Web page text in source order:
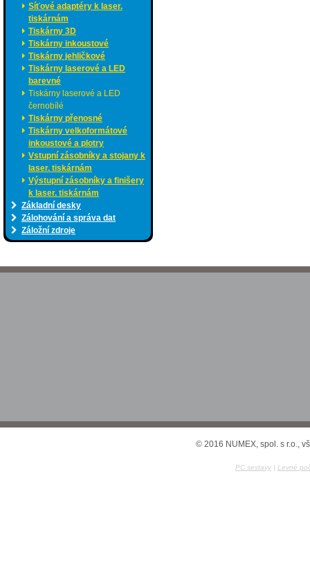
Síťové adaptéry k laser.
tiskárnám
Tiskárny 3D
Tiskárny inkoustové
Tiskárny jehličkové
Tiskárny laserové a LED
barevné
Tiskárny laserové a LED
černobílé
Tiskárny přenosné
Tiskárny velkoformátové
inkoustové a plotry
Vstupní zásobníky a stojany k
laser. tiskárnám
Výstupní zásobníky a finišery
k laser. tiskárnám
Základní desky
Zálohování a správa dat
Záložní zdroje
© 2016 NUMEX, spol. s r.o.,
PC sestavy | Levné